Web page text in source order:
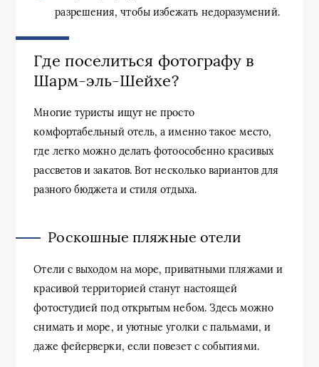
разрешения, чтобы избежать недоразумений.
Где поселиться фотографу в
Шарм-эль-Шейхе?
Многие туристы ищут не просто
комфортабельный отель, а именно такое место,
где легко можно делать фотоособенно красивых
рассветов и закатов. Вот несколько вариантов для
разного бюджета и стиля отдыха.
Роскошные пляжные отели
Отели с выходом на море, приватными пляжами и
красивой территорией станут настоящей
фотостудией под открытым небом. Здесь можно
снимать и море, и уютные уголки с пальмами, и
даже фейерверки, если повезет с событиями.